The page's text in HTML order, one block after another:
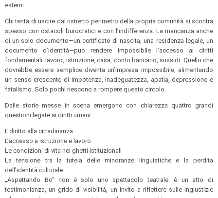
esterni.
Chi tenta di uscire dal ristretto perimetro della propria comunità si scontra
spesso con ostacoli burocratici e con l’indifferenza. La mancanza anche
di un solo documento—un certificato di nascita, una residenza legale, un
documento d’identità—può rendere impossibile l’accesso ai diritti
fondamentali: lavoro, istruzione, casa, conto bancario, sussidi. Quello che
dovrebbe essere semplice diventa un’impresa impossibile, alimentando
un senso crescente di impotenza, inadeguatezza, apatia, depressione e
fatalismo. Solo pochi riescono a rompere questo circolo.
Dalle storie messe in scena emergono con chiarezza quattro grandi
questioni legate ai diritti umani:
Il diritto alla cittadinanza
L’accesso a istruzione e lavoro
Le condizioni di vita nei ghetti istituzionali
La tensione tra la tutela delle minoranze linguistiche e la perdita
dell’identità culturale
„Aspettando Bo” non è solo uno spettacolo teatrale: è un atto di
testimonianza, un grido di visibilità, un invito a riflettere sulle ingiustizie